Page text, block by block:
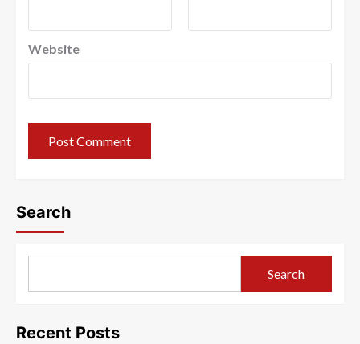
Website
Search
Search
Recent Posts